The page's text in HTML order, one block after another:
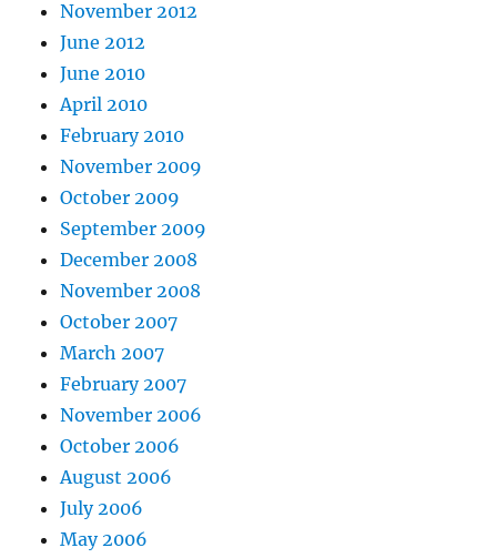
November 2012
June 2012
June 2010
April 2010
February 2010
November 2009
October 2009
September 2009
December 2008
November 2008
October 2007
March 2007
February 2007
November 2006
October 2006
August 2006
July 2006
May 2006